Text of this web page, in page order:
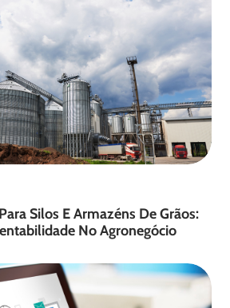
Silos E Armazéns De Grãos:
No Agronegócio